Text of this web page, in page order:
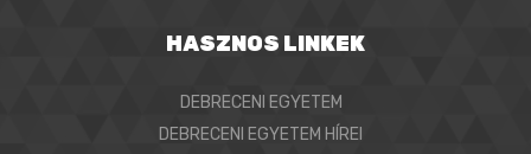
HASZNOS LINKEK
DEBRECENI EGYETEM
DEBRECENI EGYETEM HÍREI